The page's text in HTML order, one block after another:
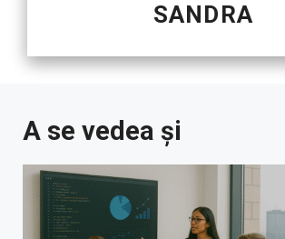
SANDRA
A se vedea și